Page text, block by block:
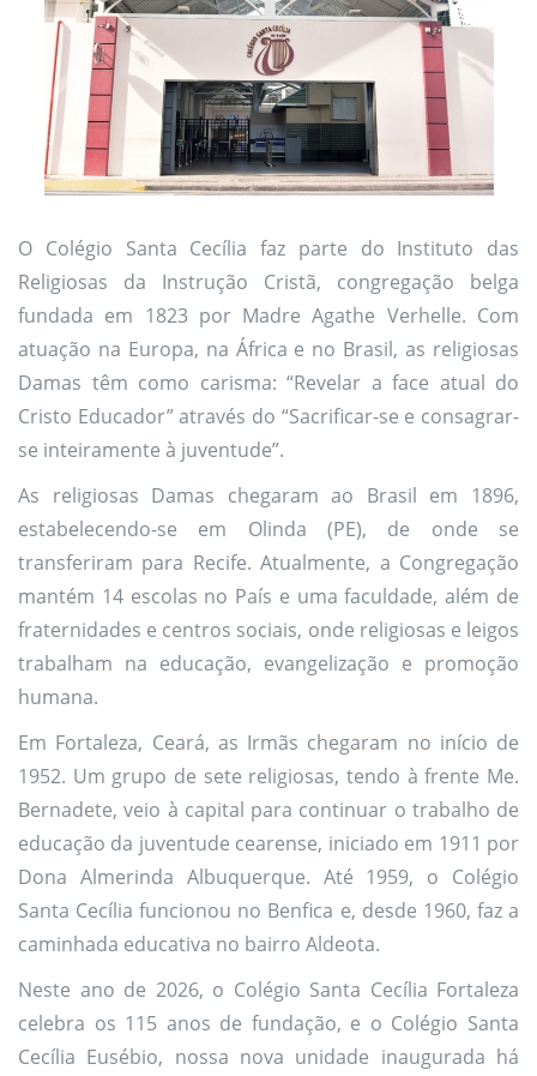
O Colégio Santa Cecília faz parte do Instituto das
Religiosas da Instrução Cristã, congregação belga
fundada em 1823 por Madre Agathe Verhelle. Com
atuação na Europa, na África e no Brasil, as religiosas
Damas têm como carisma: “Revelar a face atual do
Cristo Educador” através do “Sacrificar-se e consagrar-
se inteiramente à juventude”.
As religiosas Damas chegaram ao Brasil em 1896,
estabelecendo-se em Olinda (PE), de onde se
transferiram para Recife. Atualmente, a Congregação
mantém 14 escolas no País e uma faculdade, além de
fraternidades e centros sociais, onde religiosas e leigos
trabalham na educação, evangelização e promoção
humana.
Em Fortaleza, Ceará, as Irmãs chegaram no início de
1952. Um grupo de sete religiosas, tendo à frente Me.
Bernadete, veio à capital para continuar o trabalho de
educação da juventude cearense, iniciado em 1911 por
Dona Almerinda Albuquerque. Até 1959, o Colégio
Santa Cecília funcionou no Benfica e, desde 1960, faz a
caminhada educativa no bairro Aldeota.
Neste ano de 2026, o Colégio Santa Cecília Fortaleza
celebra os 115 anos de fundação, e o Colégio Santa
Cecília Eusébio, nossa nova unidade inaugurada há